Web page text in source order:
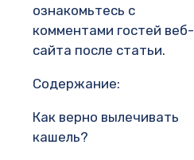
ознакомьтесь с
комментами гостей веб-
сайта после статьи.
Содержание:
Как верно вылечивать
кашель?